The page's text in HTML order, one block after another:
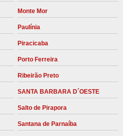
Monte Mor
Paulínia
Piracicaba
Porto Ferreira
Ribeirão Preto
SANTA BARBARA D´OESTE
Salto de Pirapora
Santana de Parnaíba